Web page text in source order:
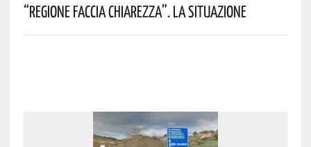
“Regione Faccia Chiarezza”. La Situazione